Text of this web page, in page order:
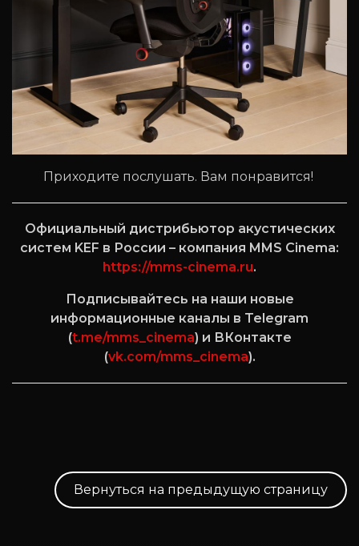
Приходите послушать. Вам понравится!
Официальный дистрибьютор акустических
систем KEF в России – компания MMS Cinema:
https://mms-cinema.ru.
Подписывайтесь на наши новые
информационные каналы в Telegram
(t.me/mms_cinema) и ВКонтакте
(vk.com/mms_cinema).
Вернуться на предыдущую страницу